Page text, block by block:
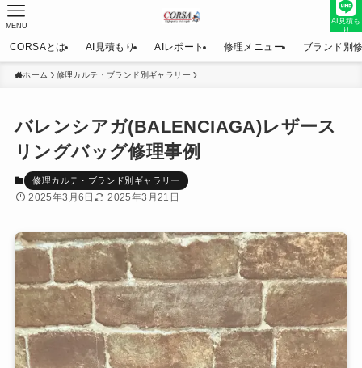
AI見積も
り
MENU
CORSAとは AI見積もり AIレポート 修理メニュー ブランド別
ホーム 修理カルテ・ブランド別ギャラリー
バレンシアガ(BALENCIAGA)レザース
リングバッグ修理事例
修理カルテ・ブランド別ギャラリー
2025年3月6日 2025年3月21日